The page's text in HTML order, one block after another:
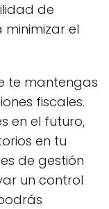
de
el
te mantengas
fiscales.
en el futuro,
en tu
de gestión
un control